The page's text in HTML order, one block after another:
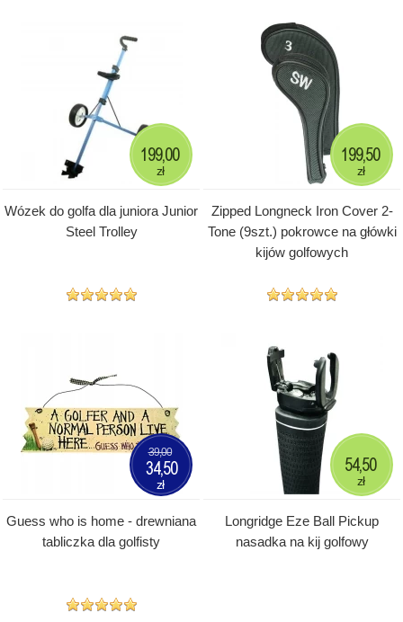
Wózek do golfa dla juniora Junior
Steel Trolley
199,00
zł
Zipped Longneck Iron Cover 2-
Tone (9szt.) pokrowce na główki
kijów golfowych
199,50
zł
Guess who is home - drewniana
tabliczka dla golfisty
39,00
34,50
zł
Longridge Eze Ball Pickup
nasadka na kij golfowy
54,50
zł